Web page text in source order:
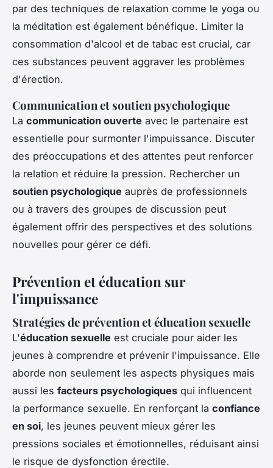
par des techniques de relaxation comme le yoga ou
la méditation est également bénéfique. Limiter la
consommation d'alcool et de tabac est crucial, car
ces substances peuvent aggraver les problèmes
d'érection.
Communication et soutien psychologique
La communication ouverte avec le partenaire est
essentielle pour surmonter l'impuissance. Discuter
des préoccupations et des attentes peut renforcer
la relation et réduire la pression. Rechercher un
soutien psychologique auprès de professionnels
ou à travers des groupes de discussion peut
également offrir des perspectives et des solutions
nouvelles pour gérer ce défi.
Prévention et éducation sur
l'impuissance
Stratégies de prévention et éducation sexuelle
L'éducation sexuelle est cruciale pour aider les
jeunes à comprendre et prévenir l'impuissance. Elle
aborde non seulement les aspects physiques mais
aussi les facteurs psychologiques qui influencent
la performance sexuelle. En renforçant la confiance
en soi, les jeunes peuvent mieux gérer les
pressions sociales et émotionnelles, réduisant ainsi
le risque de dysfonction érectile.